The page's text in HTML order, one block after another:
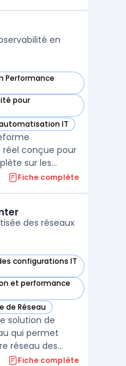
Grâce à
en
Performance
catégorie
pour
catégorie
IT
catégorie
conçue pour
sur les
et des
des
anomalies, elle aide les équipes ...
Fiche complète
des réseaux
configurations IT
cette catégorie
et performance
cette catégorie
de Réseau
cette catégorie
solution de
qui permet
réseau des
Fiche complète